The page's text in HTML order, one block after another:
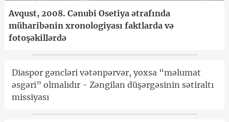
Avqust, 2008. Cənubi Osetiya ətrafında
müharibənin xronologiyası faktlarda və
fotoşəkillərdə
Diaspor gəncləri vətənpərvər, yoxsa “məlumat
əsgəri” olmalıdır - Zəngilan düşərgəsinin sətiraltı
missiyası